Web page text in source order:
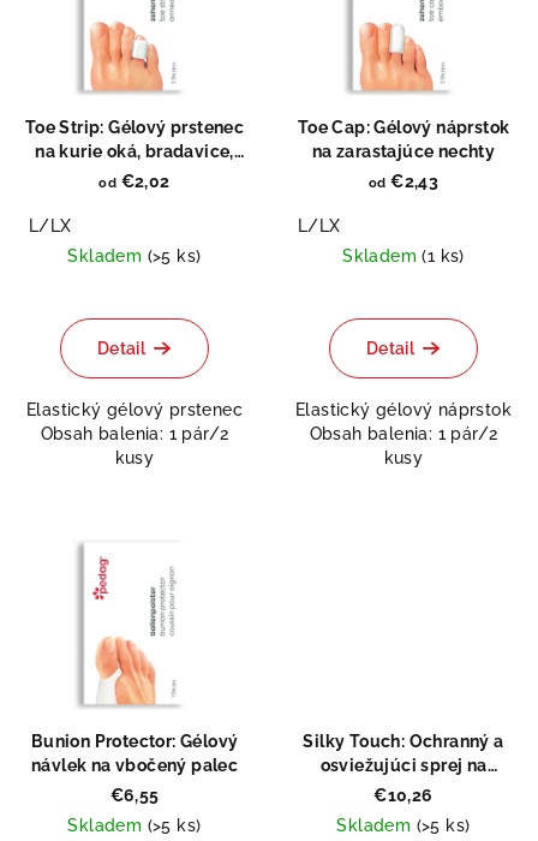
Toe Strip: Gélový prstenec
na kurie oká, bradavice,
odreniny
od €2,02
L/LX
Skladem (>5 ks)
Detail
Elastický gélový prstenec
Obsah balenia: 1 pár/2
kusy
Toe Cap: Gélový náprstok
na zarastajúce nechty
od €2,43
L/LX
Skladem(1 ks)
hodnotenie
produktu
z
5
hviezdičiek.
Detail
Elastický gélový náprstok
Obsah balenia: 1 pár/2
kusy
Bunion Protector: Gélový
návlek na vbočený palec
€6,55
Skladem (>5 ks)
Silky Touch: Ochranný a
osviežujúci sprej na
chodidlá
€10,26
Skladem (>5 ks)